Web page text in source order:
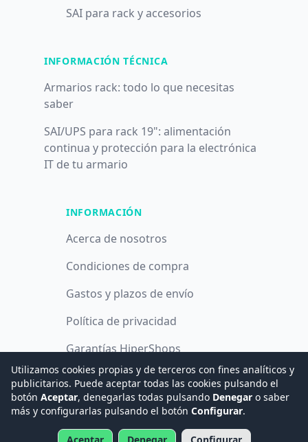
SAI para rack y accesorios
INFORMACIÓN TÉCNICA
Armarios rack: todo lo que necesitas
saber
SAI/UPS para rack 19": alimentación
continua y protección para la electrónica
IT de tu armario
INFORMACIÓN
Acerca de nosotros
Condiciones de compra
Gastos y plazos de envío
Política de privacidad
Garantías HiperShops
Política de cookies
© 2008 -2026Hogar Digital e Inmótica Ingenieros, S.L.
Utilizamos cookies propias y de terceros con fines analíticos y
publicitarios. Puede aceptar todas las cookies pulsando el
botón Aceptar, denegarlas todas pulsando Denegar o saber
más y configurarlas pulsando el botón Configurar.